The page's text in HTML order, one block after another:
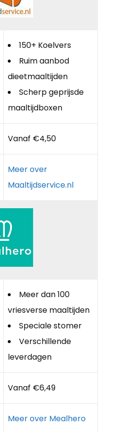
150+ Koelvers
Ruim aanbod
dieetmaaltijden
Scherp geprijsde
maaltijdboxen
Vanaf €4,50
Meer over
Maaltijdservice.nl
Meer dan 100
vriesverse maaltijden
Speciale stomer
Verschillende
leverdagen
Vanaf €6,49
Meer over Mealhero